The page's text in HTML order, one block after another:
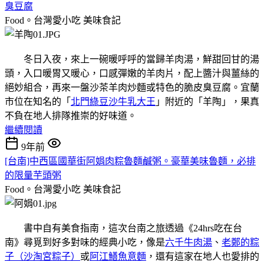
臭豆腐
Food。台灣愛小吃 美味食記
冬日入夜，來上一碗暖呼呼的當歸羊肉湯，鮮甜回甘的湯
頭，入口暖胃又暖心，口感彈嫩的羊肉片，配上醬汁與薑絲的
絕妙組合，再來一盤沙茶羊肉炒麵或特色的脆皮臭豆腐。宜蘭
市位在知名的「 北門綠豆沙牛乳大王 」附近的「羊陶」，果真
不負在地人排隊推崇的好味道。
繼續閱讀
9年前
[台南]中西區國華街阿娟肉粽魯麵鹹粥。豪華美味魯麵，必排
的限量芋頭粥
Food。台灣愛小吃 美味食記
書中自有美食指南，這次台南之旅透過《24hrs吃在台
南》尋覓到好多對味的經典小吃，像是六千牛肉湯 、 老鄭的粽
子（沙淘宮粽子） 或阿江鱔魚意麵 ，還有這家在地人也愛排的